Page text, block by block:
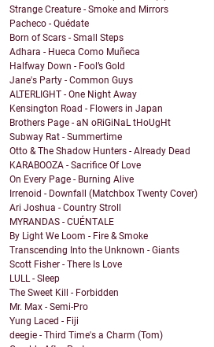
Strange Creature - Smoke and Mirrors
Pacheco - Quédate
Born of Scars - Small Steps
Adhara - Hueca Como Muñeca
Halfway Down - Fool’s Gold
Jane's Party - Common Guys
ALTERLIGHT - One Night Away
Kensington Road - Flowers in Japan
Brothers Page - aN oRiGiNaL tHoUgHt
Subway Rat - Summertime
Otto & The Shadow Hunters - Already Dead
KARABOOZA - Sacrifice Of Love
On Every Page - Burning Alive
Irrenoid - Downfall (Matchbox Twenty Cover)
Ari Joshua - Country Stroll
MYRANDAS - CUÉNTALE
By Light We Loom - Fire & Smoke
Transcending Into the Unknown - Giants
Scott Fisher - There Is Love
LULL - Sleep
The Sweet Kill - Forbidden
Mr. Max - Semi-Pro
Yung Laced - Fiji
deegie - Third Time's a Charm (Tom)